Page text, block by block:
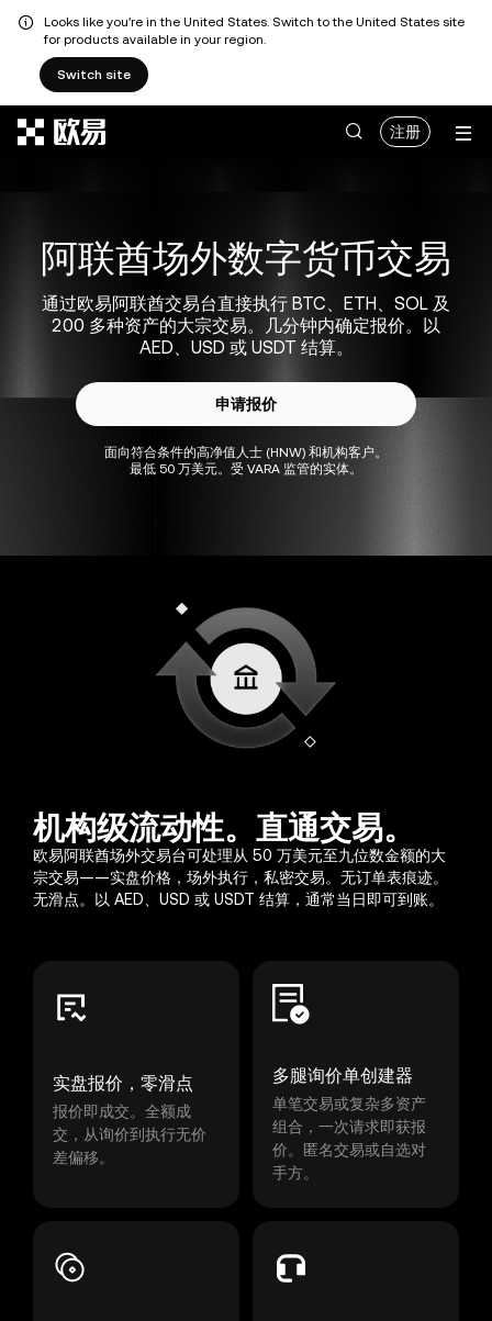
Looks like you're in the United States. Switch to the United States site
for products available in your region.
Switch site
注册
阿联酋场外数字货币交易
通过欧易阿联酋交易台直接执行 BTC、ETH、SOL 及
200 多种资产的大宗交易。几分钟内确定报价。以
AED、USD 或 USDT 结算。
申请报价
面向符合条件的高净值人士 (HNW) 和机构客户。
最低 50 万美元。受 VARA 监管的实体。
机构级流动性。直通交易。
欧易阿联酋场外交易台可处理从 50 万美元至九位数金额的大
宗交易——实盘价格，场外执行，私密交易。无订单表痕迹。
无滑点。以 AED、USD 或 USDT 结算，通常当日即可到账。
实盘报价，零滑点
报价即成交。全额成
交，从询价到执行无价
差偏移。
多腿询价单创建器
单笔交易或复杂多资产
组合，一次请求即获报
价。匿名交易或自选对
手方。